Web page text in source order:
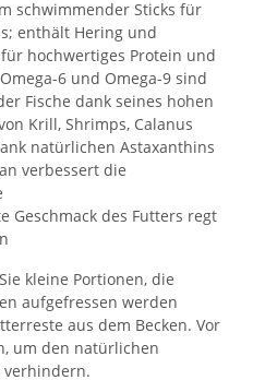
schwimmender Sticks für
enthält Hering und
hochwertiges Protein und
6 und Omega-9 sind
Fische dank seines hohen
Krill, Shrimps, Calanus
natürlichen Astaxanthins
verbessert die
Geschmack des Futters regt
kleine Portionen, die
aufgefressen werden
aus dem Becken. Vor
um den natürlichen
verhindern.